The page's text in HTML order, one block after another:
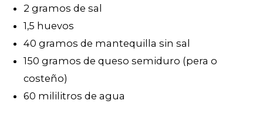
2 gramos de sal
1,5 huevos
40 gramos de mantequilla sin sal
150 gramos de queso semiduro (pera o
costeño)
60 mililitros de agua